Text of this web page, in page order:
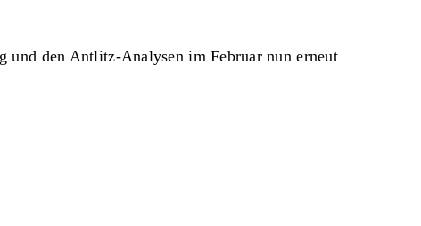
und den Antlitz-Analysen im Februar nun erneut